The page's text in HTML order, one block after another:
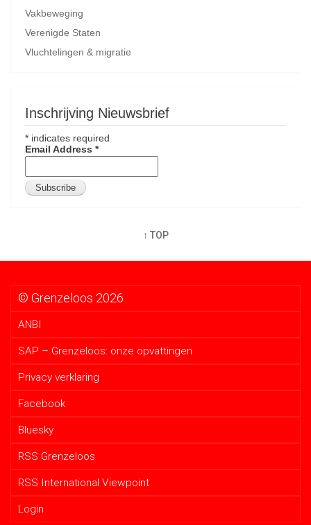
Vakbeweging
Verenigde Staten
Vluchtelingen & migratie
Inschrijving Nieuwsbrief
* indicates required
Email Address *
↑ TOP
© Grenzeloos 2026
ANBI
SAP – Grenzeloos: onze opvattingen
Privacy verklaring
Facebook
Bluesky
RSS Grenzeloos
RSS International Viewpoint
Login